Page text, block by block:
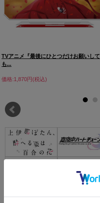
TVアニメ『最後にひとつだけお願いして
も...
価格:1,870円(税込)